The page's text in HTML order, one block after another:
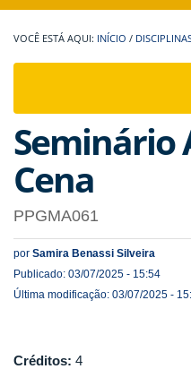
INÍCIO /
Seminário
Cena
PPGMA061
por Samira Benassi Silveira
Publicado: 03/07/2025 - 15:54
Última modificação: 03/07/2025 -
Créditos: 4